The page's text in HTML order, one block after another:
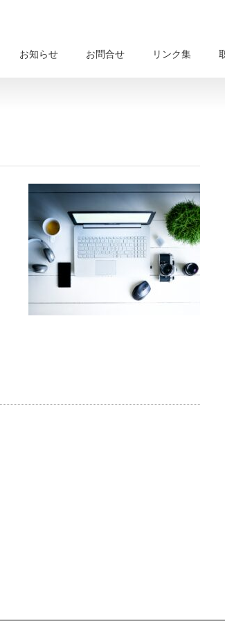
お知らせ お問合せ リンク集